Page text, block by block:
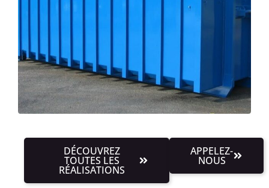
DÉCOUVREZ
TOUTES LES
RÉALISATIONS
APPELEZ-
NOUS